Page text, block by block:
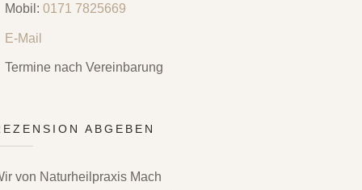
Mobil:0171 7825669
E-Mail
Termine nach Vereinbarung
ABGEBEN
von Naturheilpraxis Mach